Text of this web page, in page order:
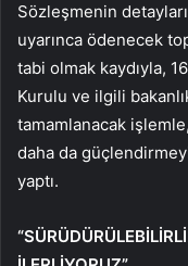
Sözleşmenin
uyarınca ödenecek
tabi olmak kaydıyla,
Kurulu ve ilgili
tamamlanacak işlemle,
daha da
yaptı.